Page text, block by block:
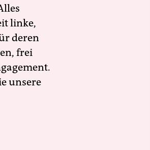
linke,
deren
frei
unsere